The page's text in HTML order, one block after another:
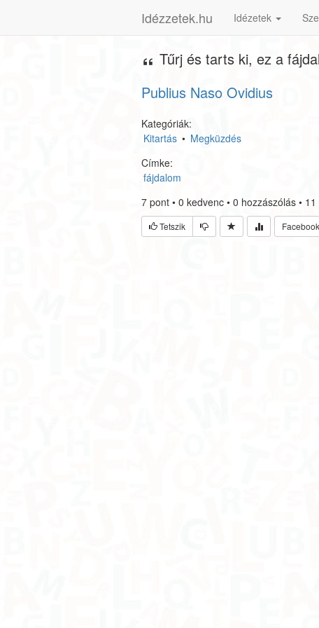
Idézzetek.hu Idézetek
Tűrj és tarts ki, ez a
Publius Naso Ovidius
Kategóriák:
Kitartás • Megküzdés
Címke:
fájdalom
7 pont • 0 kedvenc • 0 hozzászólás • 11
Tetszik Facebook